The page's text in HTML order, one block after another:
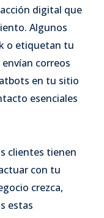
digital que
Algunos
o etiquetan tu
correos
en tu sitio
esenciales
clientes tienen
con tu
crezca,
estas